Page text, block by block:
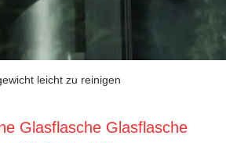
leicht zu reinigen
Glasflasche Glasflasche